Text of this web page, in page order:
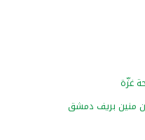
غزّة
منين بريف دمشق